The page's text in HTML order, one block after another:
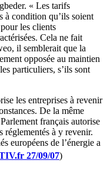
« Les tarifs
à condition qu’ils soient
les clients
Cela ne fait
il semblerait que la
opposée au maintien
particuliers, s’ils sont
les entreprises à revenir
De la même
français autorise
réglementés à y revenir.
européens de l’énergie a
27/09/07)